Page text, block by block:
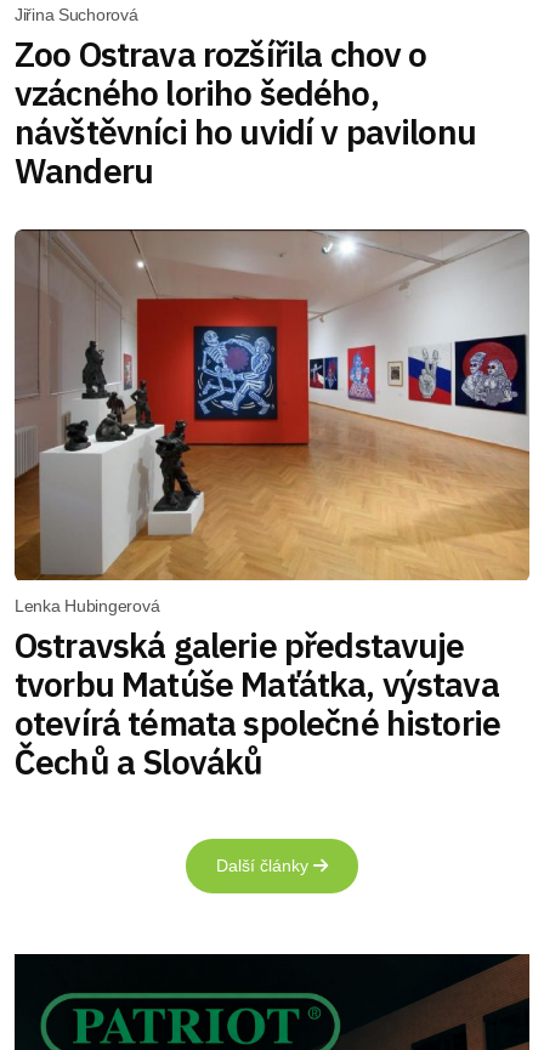
Jiřina Suchorová
Zoo Ostrava rozšířila chov o
vzácného loriho šedého,
návštěvníci ho uvidí v pavilonu
Wanderu
Lenka Hubingerová
Ostravská galerie představuje
tvorbu Matúše Maťátka, výstava
otevírá témata společné historie
Čechů a Slováků
Další články